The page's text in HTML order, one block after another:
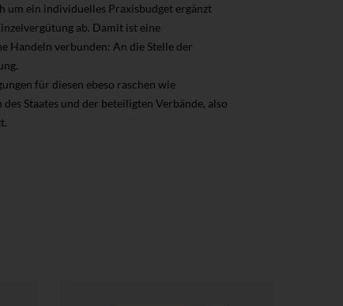
um ein individuelles Praxisbudget ergänzt
ab. Damit ist eine
Handeln verbunden: An die Stelle der
für diesen ebeso raschen wie
Staates und der beteiligten Verbände, also